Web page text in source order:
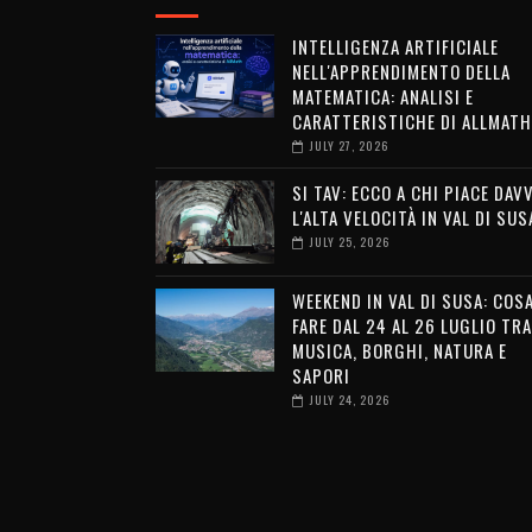
INTELLIGENZA ARTIFICIALE
NELL'APPRENDIMENTO DELLA
MATEMATICA: ANALISI E
CARATTERISTICHE DI ALLMATH
JULY 27, 2026
SI TAV: ECCO A CHI PIACE
L'ALTA VELOCITÀ IN VAL DI
JULY 25, 2026
WEEKEND IN VAL DI SUSA: COSA
FARE DAL 24 AL 26 LUGLIO TRA
MUSICA, BORGHI, NATURA E
SAPORI
JULY 24, 2026